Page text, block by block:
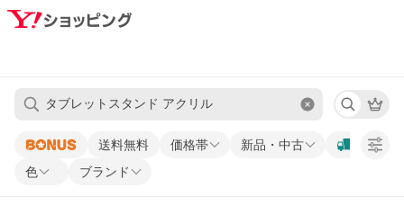
送料無料 価格帯
新品・中古
色
ブランド